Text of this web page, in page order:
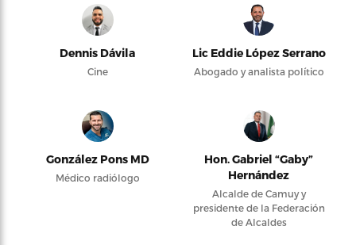
Dennis Dávila
Cine
Lic Eddie López Serrano
Abogado y analista político
González Pons MD
Médico radiólogo
Hon. Gabriel “Gaby”
Hernández
Alcalde de Camuy y
presidente de la Federación
de Alcaldes